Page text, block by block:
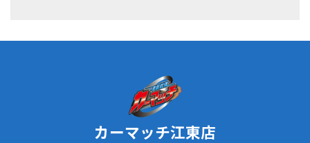
るため、情報セキュリティ対策を始めとする安全措
置を構築し、個人情報への不正アクセス、個人情報
の漏洩、滅失または毀損等の的確な防止とセキュリ
ティの是正に努めます。
カーマッチ江東店